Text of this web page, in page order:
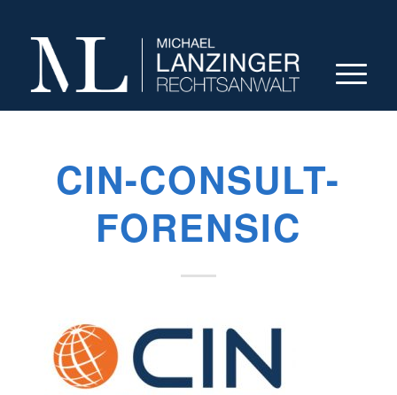
CIN-CONSULT-
FORENSIC